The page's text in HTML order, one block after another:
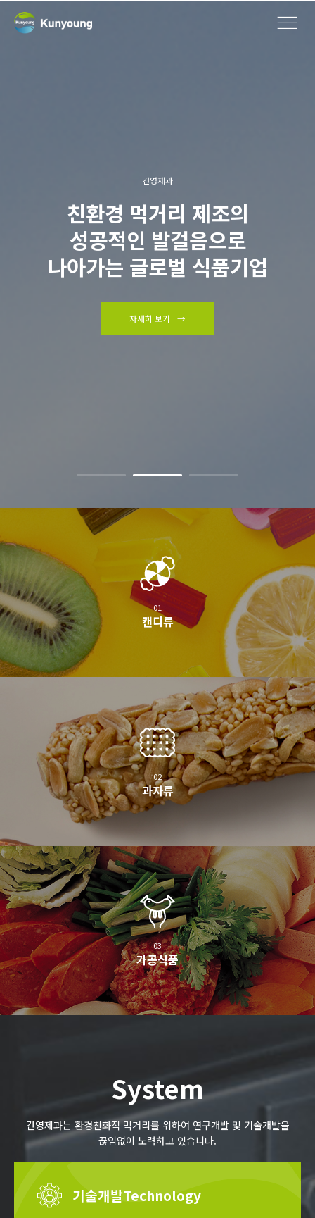
건영제과
친환경 먹거리 제조의
성공적인 발걸음으로
나아가는 글로벌 식품기업
자세히 보기
01
캔디류
02
과자류
03
가공식품
System
건영제과는 환경친화적 먹거리를 위하여 연구개발 및 기술개발을
끊임없이 노력하고 있습니다.
기술개발Technology